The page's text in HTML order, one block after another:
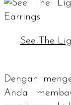
See The
Dengan
Anda